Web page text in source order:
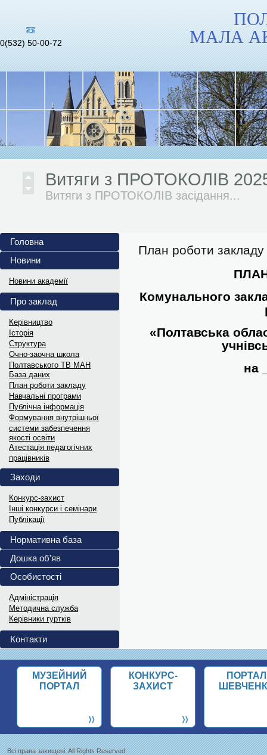
МАЛА
0(532) 50-00-72
Інформаційні матеріали до
повномасштабного...
Витяги з ПРОТОКОЛІВ
Витяги з ПРОТОКОЛІВ засідання...
АНОНСИ ЗАХОДІВ 2024/
Жовтень 2024/2025 н. р. 1.
Витяги з ПРОТОКОЛІВ
Витяги з ПРОТОКОЛІВ засідання...
Інформаційні матеріали до
Український інститут національної...
Науковий лекторій
В рамках відзначення Дня Науки...
Дипломи переможців та
Електронні варіанти дипломів...
Витяги з ПРОТОКОЛІВ
Витяги з ПРОТОКОЛІВ засідання...
повномасштабного...
Український інститут...
Витяги з ПРОТОКОЛІВ
Витяги з ПРОТОКОЛІВ засідання...
Головна
Новини
Новини академії
Про заклад
Керівництво
Історія
Структура
Oчно-заочна школа
Полтавського ТВ МАН
База даних
План роботи закладу
Навчальні програми
Публічна інформація
Формування внутрішньої
системи забезпечення
якості освіти
Атестація педагогічних
працівників
Заходи
Конкурс-захист
Інші конкурси і семінари
Публікації
Нормативна база
Дошка об'яв
Особистості
Адміністрація
Методична служба
Керівники гуртків
Контакти
План роботи закладу
Комунального
«Полтавська
на
МУЗЕЙНИЙ
ПОРТАЛ
КОНКУРС-
ЗАХИСТ
ПОРТАЛ
Всi права захищенi. All Rights Reserved